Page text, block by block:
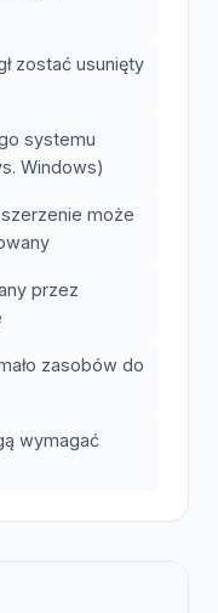
zostać usunięty
systemu
Windows)
może
przez
zasobów do
wymagać